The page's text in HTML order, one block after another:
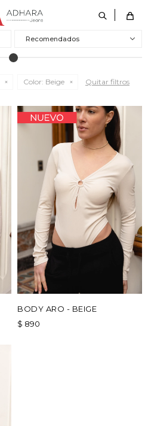
Recomendados
Color: Beige Quitar filtros
BODY ARO - BEIGE
$ 890